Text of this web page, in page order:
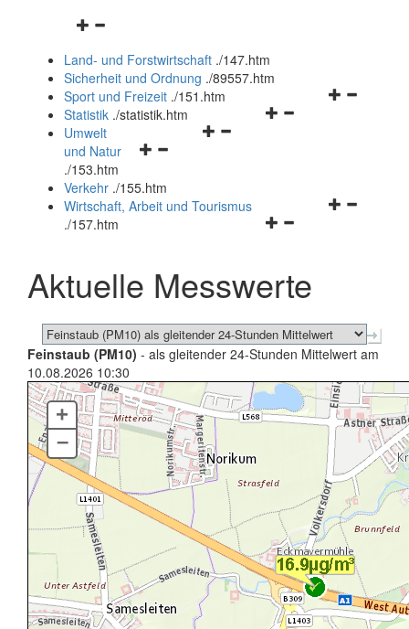
Navigationsmenü
und
schließen
Land- und Forstwirtschaft ./147.htm
Sicherheit und Ordnung ./89557.htm
Navigationsmenü
Sport und Freizeit ./151.htm
Navigationsmenü
Statistik ./statistik.htm
Navigationsmenü
und
schließen
Umwelt
und Natur
./153.htm
Verkehr ./155.htm
Navigationsmenü
schließen
Wirtschaft, Arbeit und Tourismus
./157.htm
Aktuelle Messwerte
Feinstaub (PM10) - als gleitender 24-Stunden Mittelwert am
10.08.2026 10:30
+
–